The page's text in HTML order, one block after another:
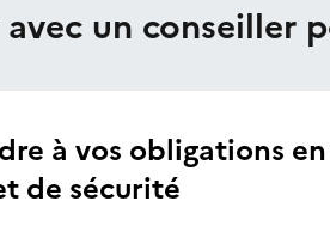
avec un conseiller
à vos obligations
de sécurité